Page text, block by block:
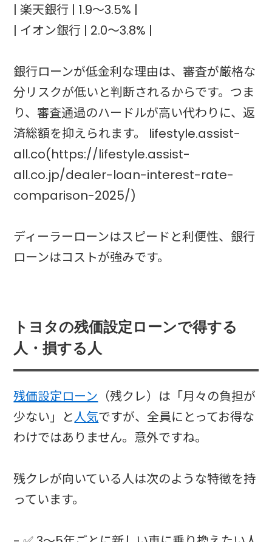
| 楽天銀行 | 1.9〜3.5% |
| イオン銀行 | 2.0〜3.8% |
銀行ローンが低金利な理由は、審査が厳格な
分リスクが低いと判断されるからです。つま
り、審査通過のハードルが高い代わりに、返
済総額を抑えられます。 lifestyle.assist-
all.co(https://lifestyle.assist-
all.co.jp/dealer-loan-interest-rate-
comparison-2025/)
ディーラーローンはスピードと利便性、銀行
ローンはコストが強みです。
トヨタの残価設定ローンで得する
人・損する人
残価設定ローン （残クレ）は「月々の負担が
少ない」と人気ですが、全員にとってお得な
わけではありません。意外ですね。
残クレが向いている人は次のような特徴を持
っています。